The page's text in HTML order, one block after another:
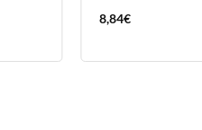
8,84€